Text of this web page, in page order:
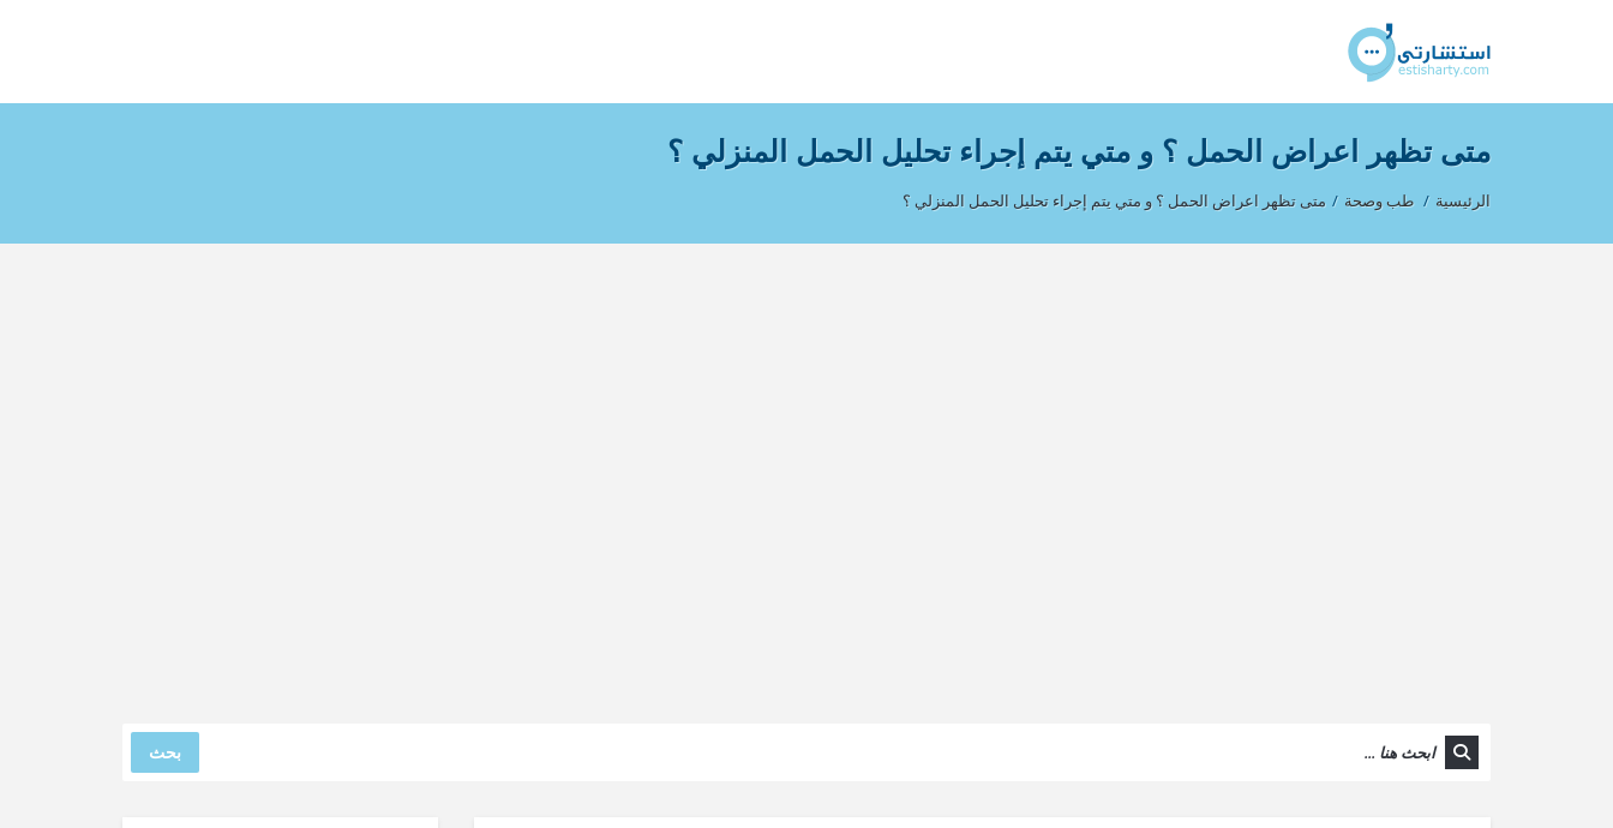
متى تظهر اعراض الحمل ؟ و متي يتم إجراء تحليل الحمل المنزلي ؟
الرئيسية / طب وصحة / متى تظهر اعراض الحمل ؟ و متي يتم إجراء تحليل الحمل المنزلي ؟
بحث